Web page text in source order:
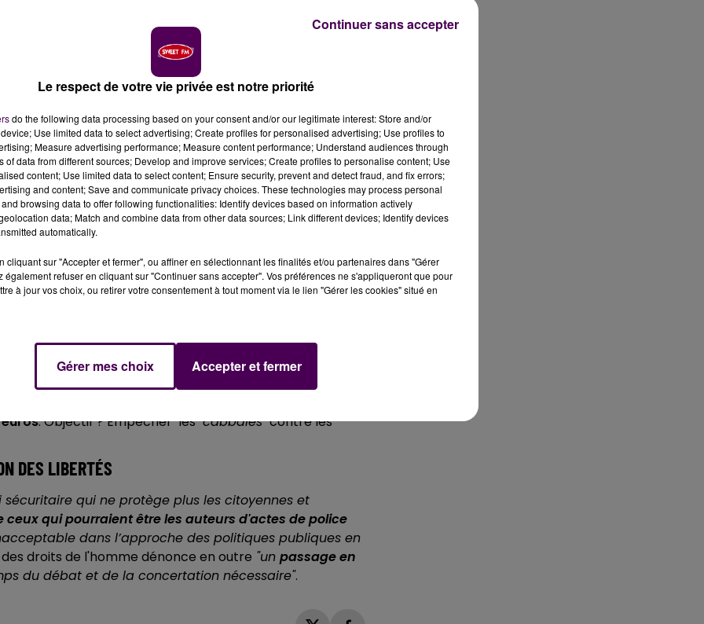
de ce mardi 17 novembre au Mans, contre le projet de
aux "cabbales anti-flics".
et du citoyen de 1789, ni plus ni moins : la loi
Gérald Darmanin, portée par plusieurs députés de la
LR, a suscité de nombreuses manifestations de
ce mardi 17 novembre. Au Mans,ils ont été
de l'hôtel de préfecture, criant au"pays de
:"Qui nous protège de la police ?"
L'ORDRE
l’article 24 du texte, visant à pénaliser
les réseaux sociaux notamment. La diffusion"du visage
ou d’un gendarme en intervention lorsque celle-ci a pour
. Objectif ? Empêcher les"cabbales"contre les
DES LIBERTÉS
sécuritaire qui ne protège plus les citoyennes et
ceux qui pourraient être les auteurs d'actes de police
dans l’approche des politiques publiques en
droits de l'homme dénonce en outre "un passage en
du débat et de la concertation nécessaire".
Le respect de votre vie privée est notre priorité
do the following data processing based on your consent and/or our legitimate interest: Store and/or
Use limited data to select advertising; Create profiles for personalised advertising; Use profiles to
Measure advertising performance; Measure content performance; Understand audiences through
of data from different sources; Develop and improve services; Create profiles to personalise content; Use
content; Use limited data to select content; Ensure security, prevent and detect fraud, and fix errors;
and content; Save and communicate privacy choices. These technologies may process personal
browsing data to offer following functionalities: Identify devices based on information actively
data; Match and combine data from other data sources; Link different devices; Identify devices
automatically.
cliquant sur "Accepter et fermer", ou affiner en sélectionnant les finalités et/ou partenaires dans "Gérer
également refuser en cliquant sur "Continuer sans accepter". Vos préférences ne s'appliqueront que pour
à jour vos choix, ou retirer votre consentement à tout moment via le lien "Gérer les cookies" situé en
Gérer mes choix Accepter et fermer
Continuer sans accepter